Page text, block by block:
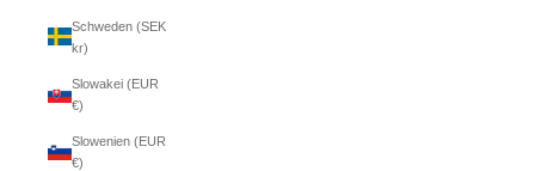
Schweden (SEK
kr)
Slowakei (EUR
€)
Slowenien (EUR
€)